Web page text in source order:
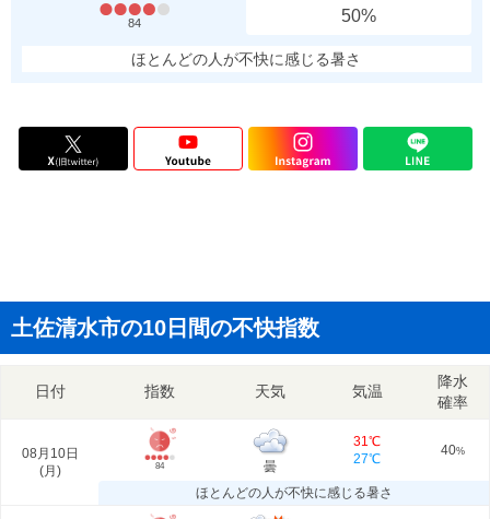
84
50%
ほとんどの人が不快に感じる暑さ
土佐清水市の10日間の不快指数
日付 指数 天気 気温
降水
確率
08月10日
(月 ) 84 曇
31℃
27℃
40%
ほとんどの人が不快に感じる暑さ